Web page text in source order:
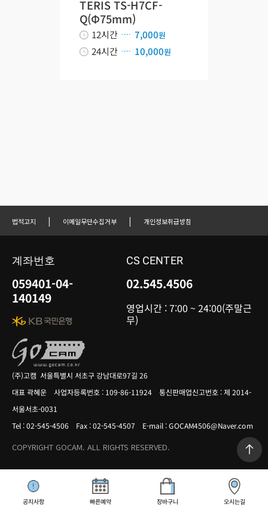
TERIS TS-H7CF-
Q(Φ75mm)
12시간 7,000원
24시간 10,000원
공지사항 빠른예약 장바구니 오시는길
법적고지 | 이메일무단수집거부 | 개인정보취급방침
(주)고캠 서울특별시 서초구 강남대로97길 26
대표 곽혜운 사업자등록번호 : 109-86-11924 통신판매업신고번호 : 제 2014-
서울서초-0031
Tel : 02-545-4506 Fax : 02-545-4507 E-mail : GOCAM4506@Naver.com
COPYRIGHT GOCAM. ALL RIGHTS RESERVED.
계좌번호
059401-04-
140149
CS CENTER
02.545.4506
영업시간 : 7:00 ~ 24:00(주말근
무)